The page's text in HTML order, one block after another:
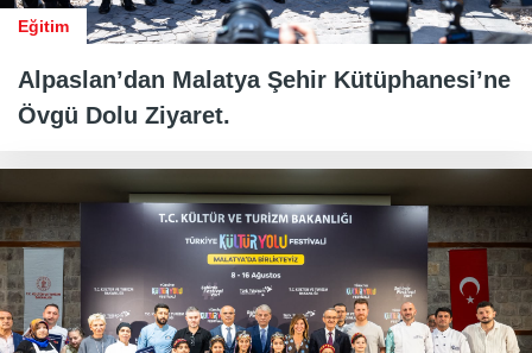
Eğitim
Alpaslan’dan Malatya Şehir Kütüphanesi’ne
Övgü Dolu Ziyaret.